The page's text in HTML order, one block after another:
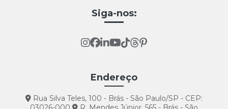
Siga-nos:
Endereço
Rua Silva Teles, 100 - Brás - São Paulo/SP - CEP: